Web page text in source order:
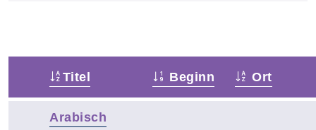
Titel Beginn Ort
Arabisch